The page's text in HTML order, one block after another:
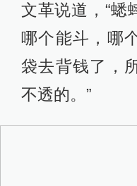
文革说道，“蟋
哪个能斗，哪
袋去背钱了，
不透的。”